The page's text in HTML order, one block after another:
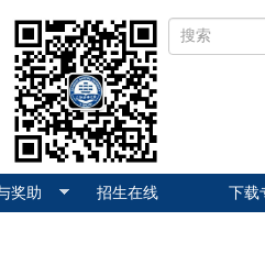
奖助 招生在线 下载